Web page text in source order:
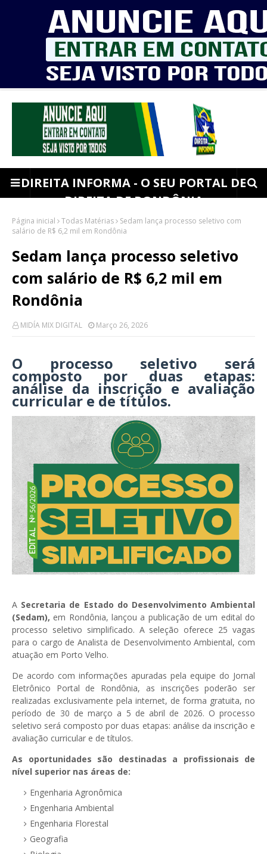
DIREITA INFORMA - O SEU PORTAL DE
DIREITA DE RONDÔNIA
Página inicial Todas Matérias
Sedam lança processo seletivo com
salário de R$ 6,2 mil em Rondônia
Sedam lança processo seletivo
com salário de R$ 6,2 mil em
Rondônia
MIDÍA MIX DIGITAL Março 26, 2026
O processo seletivo será
composto por duas etapas:
análise da inscrição e avaliação
curricular e de títulos.
A Secretaria de Estado do Desenvolvimento Ambiental
(Sedam), em Rondônia, lançou a publicação de um edital do
processo seletivo simplificado. A seleção oferece 25 vagas
para o cargo de Analista de Desenvolvimento Ambiental, com
atuação em Porto Velho.
De acordo com informações apuradas pela equipe do Jornal
Eletrônico Portal de Rondônia, as inscrições poderão ser
realizadas exclusivamente pela internet, de forma gratuita, no
período de 30 de março a 5 de abril de 2026. O processo
seletivo será composto por duas etapas: análise da inscrição e
avaliação curricular e de títulos.
As oportunidades são destinadas a profissionais de
nível superior nas áreas de:
Engenharia Agronômica
Engenharia Ambiental
Engenharia Florestal
Geografia